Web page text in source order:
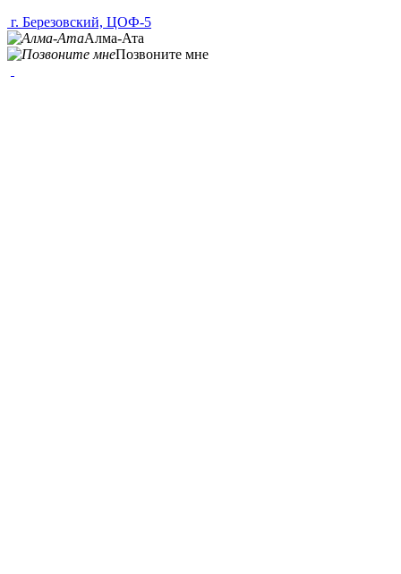
г. Березовский, ЦОФ-5
Алма-Ата
Позвоните мне